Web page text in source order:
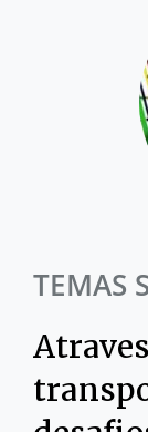
TEMAS